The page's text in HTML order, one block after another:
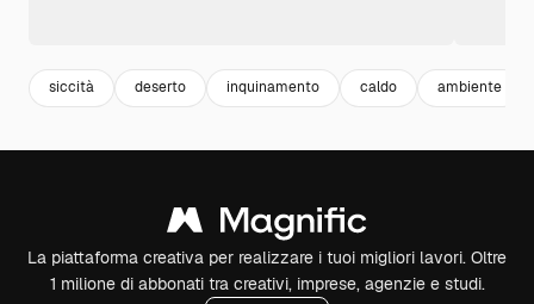
siccità deserto inquinamento caldo ambiente
La piattaforma creativa per realizzare i tuoi migliori lavori. Oltre
1 milione di abbonati tra creativi, imprese, agenzie e studi.